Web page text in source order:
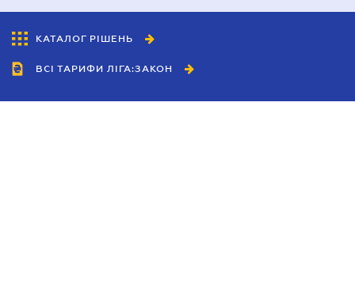
КАТАЛОГ РІШЕНЬ
ВСІ ТАРИФИ ЛІГА:ЗАКОН